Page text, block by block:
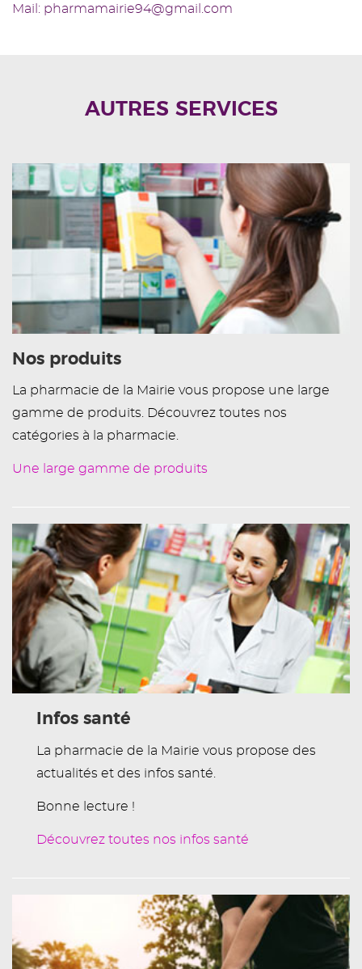
Mail: pharmamairie94@gmail.com
AUTRES SERVICES
Nos produits
La pharmacie de la Mairie vous propose une large
gamme de produits. Découvrez toutes nos
catégories à la pharmacie.
Une large gamme de produits
Infos santé
La pharmacie de la Mairie vous propose des
actualités et des infos santé.
Bonne lecture !
Découvrez toutes nos infos santé